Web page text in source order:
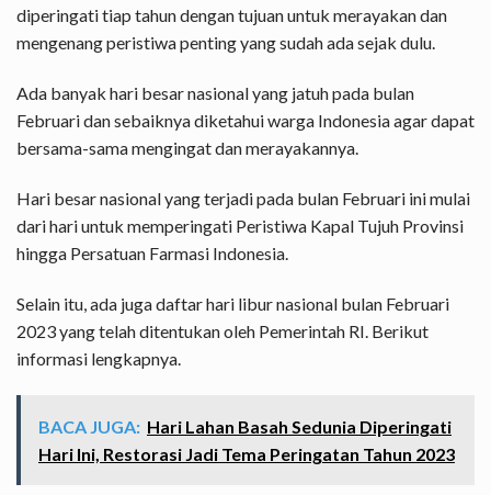
diperingati tiap tahun dengan tujuan untuk merayakan dan
mengenang peristiwa penting yang sudah ada sejak dulu.
Ada banyak hari besar nasional yang jatuh pada bulan
Februari dan sebaiknya diketahui warga Indonesia agar dapat
bersama-sama mengingat dan merayakannya.
Hari besar nasional yang terjadi pada bulan Februari ini mulai
dari hari untuk memperingati Peristiwa Kapal Tujuh Provinsi
hingga Persatuan Farmasi Indonesia.
Selain itu, ada juga daftar hari libur nasional bulan Februari
2023 yang telah ditentukan oleh Pemerintah RI. Berikut
informasi lengkapnya.
BACA JUGA: Hari Lahan Basah Sedunia Diperingati
Hari Ini, Restorasi Jadi Tema Peringatan Tahun 2023